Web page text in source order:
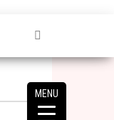
MENU